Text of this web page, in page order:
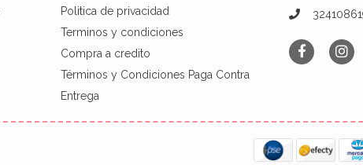
Politica de privacidad
Terminos y condiciones
Compra a credito
Términos y Condiciones Paga Contra
Entrega